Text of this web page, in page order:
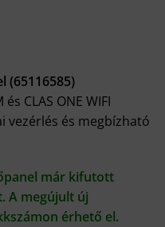
price
Ft.
(65116585)
és CLAS ONE WIFI
vezérlés és megbízható
már kifutott
A megújult új
érhető el.